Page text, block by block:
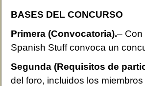
BASES DEL CONCURSO
Primera (Convocatoria).– Con
Spanish Stuff convoca un
Segunda (Requisitos de
del foro, incluidos los